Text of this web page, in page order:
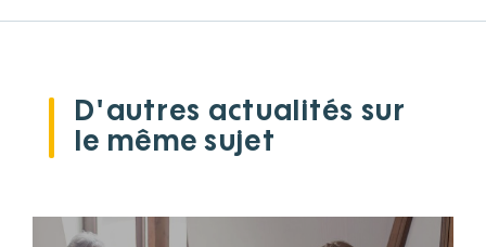
D'autres actualités sur
le même sujet